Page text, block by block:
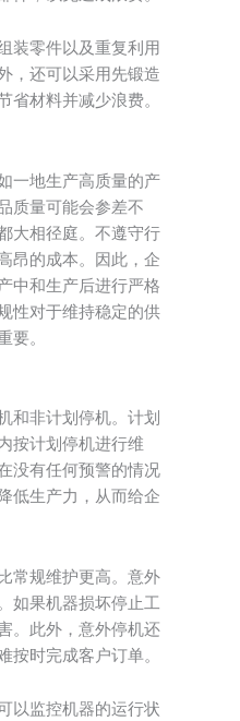
装零件以及重复利用
，还可以采用先锻造
省材料并减少浪费。
一地生产高质量的产
质量可能会参差不
大相径庭。不遵守行
昂的成本。因此，企
中和生产后进行严格
性对于维持稳定的供
要。
和非计划停机。计划
按计划停机进行维
没有任何预警的情况
低生产力，从而给企
常规维护更高。意外
如果机器损坏停止工
。此外，意外停机还
按时完成客户订单。
以监控机器的运行状